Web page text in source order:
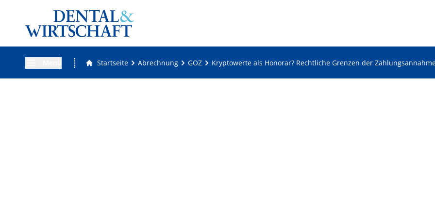
Startseite Abrechnung GOZ Kryptowerte als Honorar? Rechtliche Grenzen der